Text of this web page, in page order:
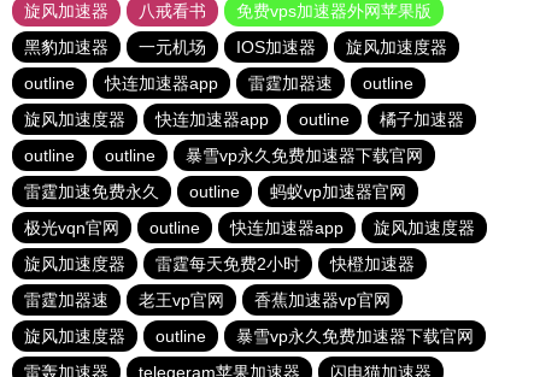
旋风加速器
八戒看书
免费vps加速器外网苹果版
黑豹加速器
一元机场 IOS加速器
旋风加速度器
outline
快连加速器app 雷霆加器速
outline
旋风加速度器
快连加速器app outline
橘子加速器
outline
outline
暴雪vp永久免费加速器下载官网
雷霆加速免费永久
outline
蚂蚁vp加速器官网
极光vqn官网
outline 快连加速器app
旋风加速度器
旋风加速度器
雷霆每天免费2小时
快橙加速器
雷霆加器速
老王vp官网
香蕉加速器vp官网
旋风加速度器
outline
暴雪vp永久免费加速器下载官网
雷轰加速器
telegeram苹果加速器 闪电猫加速器